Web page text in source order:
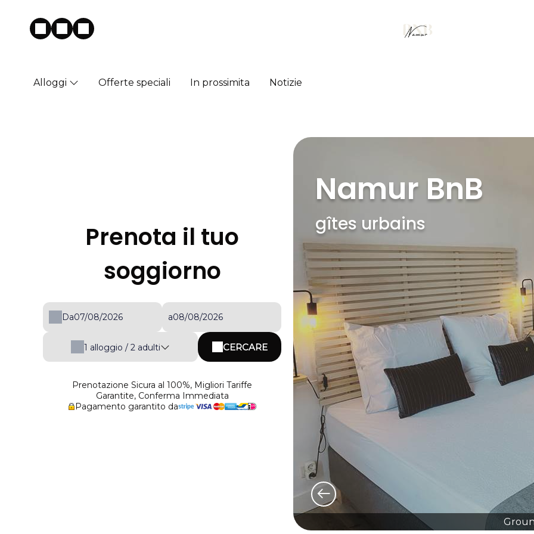
Alloggi Offerte speciali In prossimita Notizie
Namur BnB
gîtes urbains
Prenota il tuo
soggiorno
Da a
1 alloggio / 2 adulti CERCARE
Prenotazione Sicura al 100%, Migliori Tariffe
Garantite, Conferma Immediata
Pagamento garantito da